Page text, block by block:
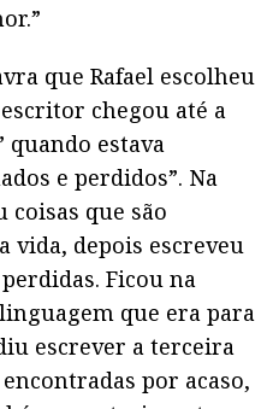
que Rafael escolheu
chegou até a
quando estava
e perdidos”. Na
que são
vida, depois escreveu
Ficou na
que era para
escrever a terceira
por acaso,